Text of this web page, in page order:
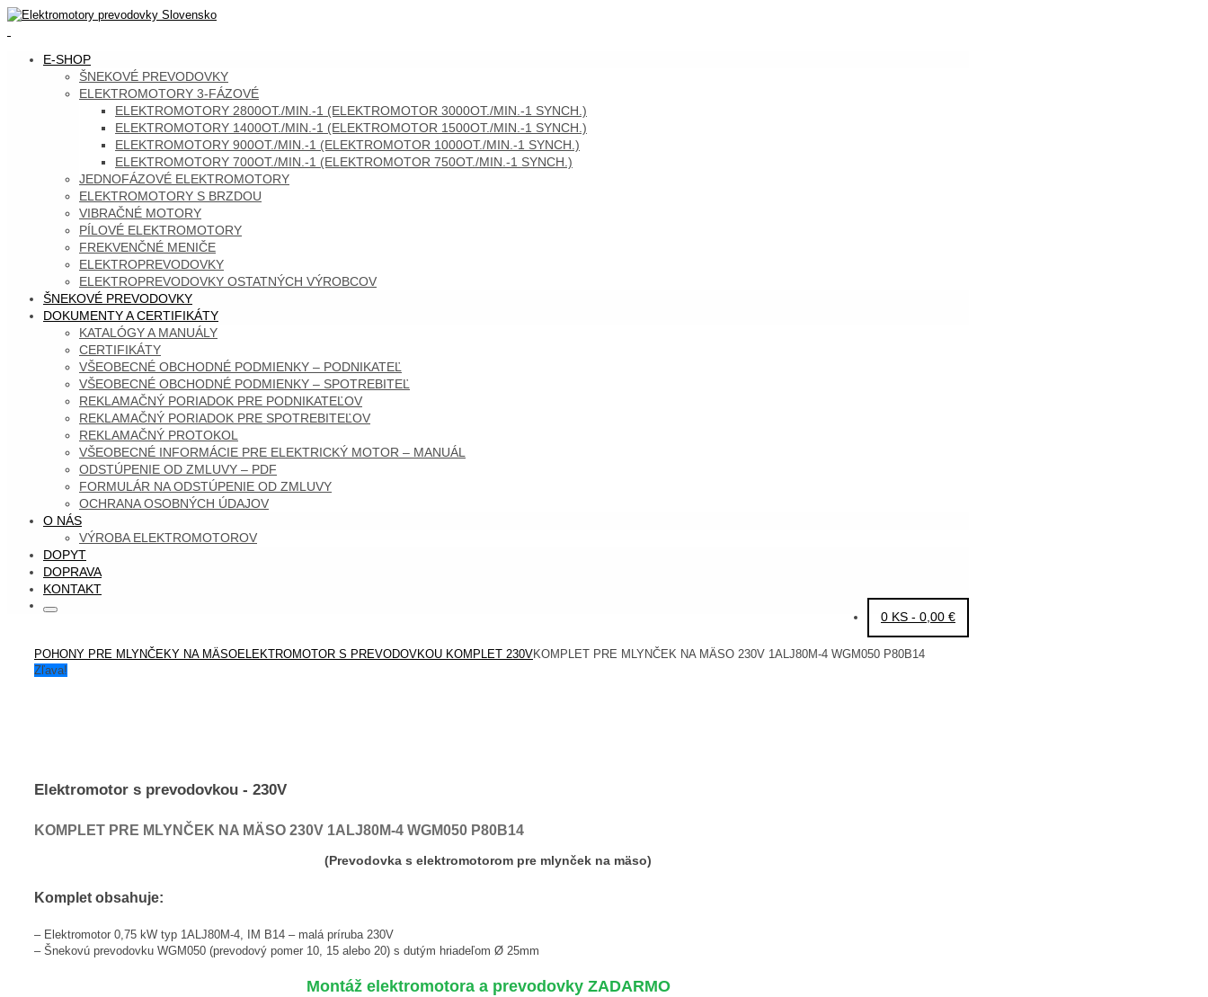
Skip
SKIP
E-SHOP
ŠNEKOVÉ PREVODOVKY
ELEKTROMOTORY 3-FÁZOVÉ
ELEKTROMOTORY 2800OT./MIN.-1 (ELEKTROMOTOR 3000OT./MIN.-1 SYNCH.)
ELEKTROMOTORY 1400OT./MIN.-1 (ELEKTROMOTOR 1500OT./MIN.-1 SYNCH.)
ELEKTROMOTORY 900OT./MIN.-1 (ELEKTROMOTOR 1000OT./MIN.-1 SYNCH.)
ELEKTROMOTORY 700OT./MIN.-1 (ELEKTROMOTOR 750OT./MIN.-1 SYNCH.)
JEDNOFÁZOVÉ ELEKTROMOTORY
ELEKTROMOTORY S BRZDOU
VIBRAČNÉ MOTORY
PÍLOVÉ ELEKTROMOTORY
FREKVENČNÉ MENIČE
ELEKTROPREVODOVKY
ELEKTROPREVODOVKY OSTATNÝCH VÝROBCOV
ŠNEKOVÉ PREVODOVKY
DOKUMENTY A CERTIFIKÁTY
KATALÓGY A MANUÁLY
CERTIFIKÁTY
VŠEOBECNÉ OBCHODNÉ PODMIENKY – PODNIKATEĽ
VŠEOBECNÉ OBCHODNÉ PODMIENKY – SPOTREBITEĽ
REKLAMAČNÝ PORIADOK PRE PODNIKATEĽOV
REKLAMAČNÝ PORIADOK PRE SPOTREBITEĽOV
REKLAMAČNÝ PROTOKOL
VŠEOBECNÉ INFORMÁCIE PRE ELEKTRICKÝ MOTOR – MANUÁL
ODSTÚPENIE OD ZMLUVY – PDF
FORMULÁR NA ODSTÚPENIE OD ZMLUVY
OCHRANA OSOBNÝCH ÚDAJOV
O NÁS
VÝROBA ELEKTROMOTOROV
DOPYT
DOPRAVA
KONTAKT
0 KS - 0,00 €
Search
Search
HOME
POHONY PRE MLYNČEKY NA MÄSOELEKTROMOTOR S PREVODOVKOU KOMPLET 230VKOMPLET PRE MLYNČEK NA MÄSO 230V 1ALJ80M-4 WGM050 P80B14
Zľava!
Elektromotor s prevodovkou - 230V
KOMPLET PRE MLYNČEK NA MÄSO 230V 1ALJ80M-4 WGM050 P80B14
(Prevodovka s elektromotorom pre mlynček na mäso)
Komplet obsahuje:
– Elektromotor 0,75 kW typ 1ALJ80M-4, IM B14 – malá príruba 230V
– Šnekovú prevodovku WGM050 (prevodový pomer 10, 15 alebo 20) s dutým hriadeľom Ø 25mm
Montáž elektromotora a prevodovky ZADARMO